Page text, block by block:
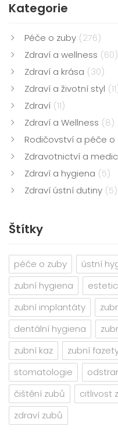
Kategorie
Péče o zuby (276)
Zdraví a wellness (60)
Zdraví a krása (30)
Zdraví a životní styl
Zdraví (11)
Zdraví a Wellness (8)
Rodičovství a péče o
Zdravotnictví a
Zdraví a hygiena (5)
Zdraví ústní dutiny (5)
Štítky
péče o zuby ústní
zubní hygiena
zubní implantáty
dentální hygiena
zubní kaz
zubní
stomatologie
čištění zubů
citlivost
zdraví zubů